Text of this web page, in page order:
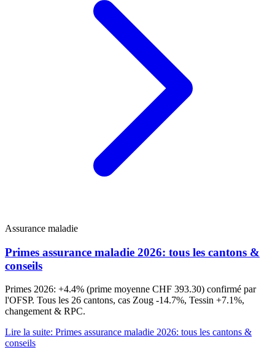
Assurance maladie
Primes assurance maladie 2026: tous les cantons &
conseils
Primes 2026: +4.4% (prime moyenne CHF 393.30) confirmé par
l'OFSP. Tous les 26 cantons, cas Zoug -14.7%, Tessin +7.1%,
changement & RPC.
Lire la suite: Primes assurance maladie 2026: tous les cantons &
conseils